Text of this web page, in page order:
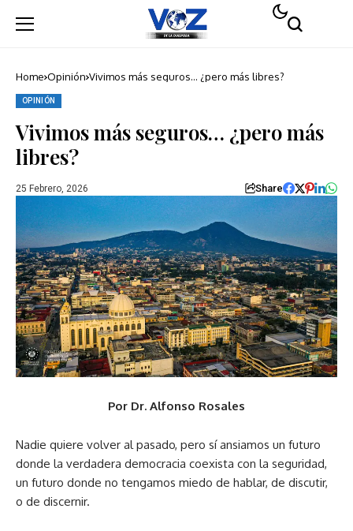
Home Opinión Vivimos más seguros… ¿pero más libres?
OPINIÓN
Vivimos más seguros… ¿pero más
libres?
25 Febrero, 2026 Share
Por Dr. Alfonso Rosales
Nadie quiere volver al pasado, pero sí ansiamos un futuro
donde la verdadera democracia coexista con la seguridad,
un futuro donde no tengamos miedo de hablar, de discutir,
o de discernir.